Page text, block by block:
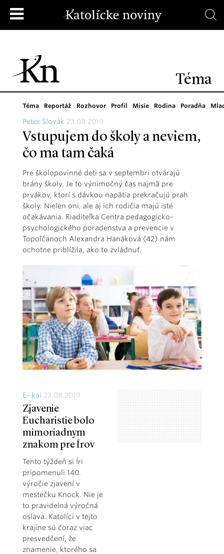
Téma
Téma Reportáž Rozhovor Profil Misie Rodina Poradňa
Peter Slovák 23.08.2019
Vstupujem do školy a neviem,
čo ma tam čaká
Pre školopovinné deti sa v septembri otvárajú
brány školy. Je to výnimočný čas najmä pre
prvákov, ktorí s dávkou napätia prekračujú prah
školy. Nielen oni, ale aj ich rodičia majú isté
očakávania. Riaditeľka Centra pedagogicko-
psychologického poradenstva a prevencie v
Topoľčanoch Alexandra Hanáková (42) nám
ochotne priblížila, ako to zvládnuť.
E- kai 22.08.2019
Zjavenie
Eucharistie bolo
mimoriadnym
znakom pre Írov
Tento týždeň si Íri
pripomenuli 140.
výročie zjavení v
mestečku Knock. Nie je
to pravidelná výročná
oslava. Katolíci v tejto
krajine sú čoraz viac
presvedčení, že
znamenie, ktorého sa